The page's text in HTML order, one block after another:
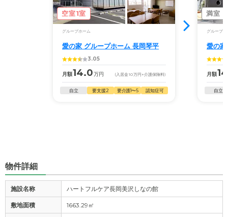
あり便利。自家用車ではない場合もJRの駅に近いので比
較的便利。近隣の環境は静かでよいと感じている。
料金費用について
出来れば安いほうが好ましいが、料金が安いところはやは
り面倒見が悪かったり、職員・スタッフへの教育が十分で
はなかったりしていると感じているので、料金は安くはな
いがそれ相応の料金と思っている。
空室1室
グループホーム
愛の家 グループホーム 長岡琴平
3.05
月額14.0万円 (入居金10万円 +介護保険料)
自立 要支援2 要介護1〜5 認知症可
満室
グループホ
愛の
月額
自立
物件詳細
施設名称 ハートフルケア長岡美沢しなの館
敷地面積 1663.29㎡